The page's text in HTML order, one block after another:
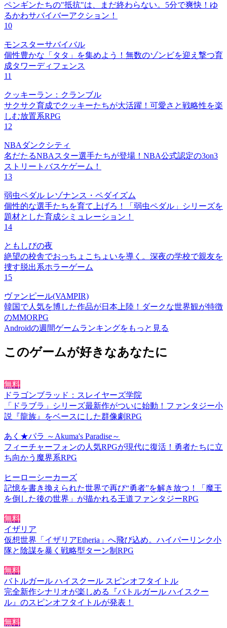
ペンギンたちの"抵抗"は、まだ終わらない。5分で爽快！ゆ
るかわサバイバーアクション！
10
モンスターサバイバル
個性豊かな「タタ」を集めよう！無数のゾンビを迎え撃つ育
成タワーディフェンス
11
クッキーラン：クランブル
サクサク育成でクッキーたちが大活躍！可愛さと戦略性を楽
しむ放置系RPG
12
NBAダンクシティ
名だたるNBAスター選手たちが登場！NBA公式認定の3on3
ストリートバスケゲーム！
13
弱虫ペダル レゾナンス・ペダイズム
個性的な選手たちを育て上げろ！「弱虫ペダル」シリーズを
題材とした育成シミュレーション！
14
ともしびの夜
絶望の校舎でおっちょこちょいを導く。深夜の学校で親友を
捜す脱出系ホラーゲーム
15
ヴァンピール(VAMPIR)
韓国で人気を博した作品が日本上陸！ダークな世界観が特徴
のMMORPG
Androidの週間ゲームランキングをもっと見る
このゲームが好きなあなたに
無料
ドラゴンブラッド：スレイヤーズ学院
「ドラブラ」シリーズ最新作がついに始動！ファンタジー小
説『龍族』をベースにした群像劇RPG
あく★パラ ～Akuma's Paradise～
フィーチャーフォンの人気RPGが現代に復活！勇者たちに立
ち向かう魔界系RPG
ヒーローシーカーズ
記憶を書き換えられた世界で再び“勇者”を解き放つ！「魔王
を倒した後の世界」が描かれる王道ファンタジーRPG
無料
イザリア
仮想世界「イザリアEtheria」へ飛び込め。ハイパーリンク小
隊と陰謀を暴く戦略型ターン制RPG
無料
バトルガール ハイスクール スピンオフタイトル
完全新作シナリオが楽しめる『バトルガール ハイスクー
ル』のスピンオフタイトルが発表！
無料